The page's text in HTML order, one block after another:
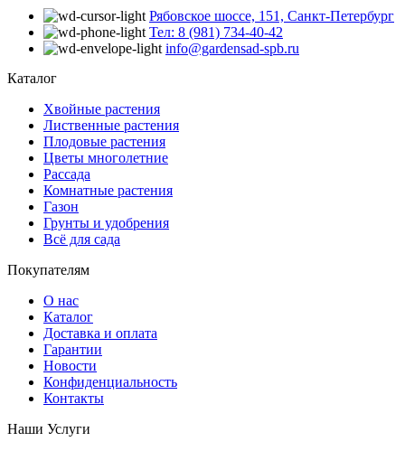
Рябовское шоссе, 151, Санкт-Петербург
Тел: 8 (981) 734-40-42
info@gardensad-spb.ru
Каталог
Хвойные растения
Лиственные растения
Плодовые растения
Цветы многолетние
Рассада
Комнатные растения
Газон
Грунты и удобрения
Всё для сада
Покупателям
О нас
Каталог
Доставка и оплата
Гарантии
Новости
Конфиденциальность
Контакты
Наши Услуги